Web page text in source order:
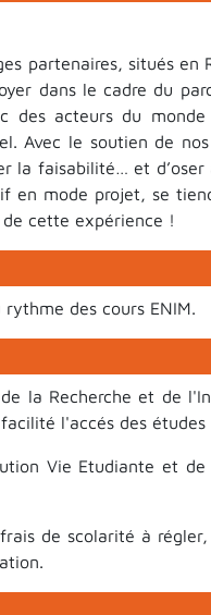
partenaires, situés
dans le cadre du
des acteurs du
Avec le soutien de
la faisabilité… et d’oser
en mode projet, se
cette expérience !
des cours ENIM.
la Recherche et de
l'accés des études
Vie Etudiante et
de scolarité à